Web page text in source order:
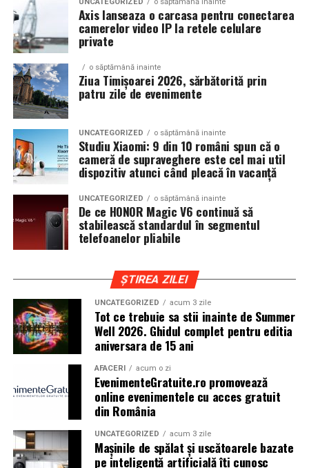
In acest context, anvelopele alese trebuie sa ofere un
echilibru intre aspect si functionalitate. Multi pasionati
opteaza pentru anvelope care arata bine la show, dar
care pot fi folosite si in conditii reale de trafic,
indiferent de vreme sau sezon.
De ce conteaza tipul de anvelopa la evenimentele din
Cluj
Clujul este un oras in care vremea poate fi imprevizibila,
iar drumurile din imprejurimi includ atat zone urbane,
cat si trasee montane sau colinare. O masina pregatita
de show trebuie sa ajunga la eveniment in siguranta si
fara probleme, indiferent de conditiile de drum.
Din acest motiv, tipul de anvelopa ales devine extrem de
important. Anvelopele care ofera aderenta constanta,
stabilitate si un aspect echilibrat sunt preferate de cei
care nu doresc sa transforme masina intr-un obiect
static. In acest sens, alegerea unoranvelope all season
175 65 r14poate fi potrivita pentru multe proiecte
prezente la evenimentele locale, in special pentru
masinile compacte sau clasice.
Pozitia masinii si rolul anvelopelor
La un show auto, pozitia masinii este analizata atent.
Cat de jos sta masina, cum se aliniaza roata cu aripa si ce
impact vizual are ansamblul sunt detalii care pot face
UNCATEGORIZED o săptămână inainte
Axis lanseaza o carcasa pentru conectarea
camerelor video IP la retele celulare
private
o săptămână inainte
Ziua Timișoarei 2026, sărbătorită prin
patru zile de evenimente
UNCATEGORIZED o săptămână inainte
Studiu Xiaomi: 9 din 10 români spun că o
cameră de supraveghere este cel mai util
dispozitiv atunci când pleacă în vacanță
UNCATEGORIZED o săptămână inainte
De ce HONOR Magic V6 continuă să
stabilească standardul în segmentul
telefoanelor pliabile
ȘTIREA ZILEI
UNCATEGORIZED acum 3 zile
Tot ce trebuie sa stii inainte de Summer
Well 2026. Ghidul complet pentru editia
aniversara de 15 ani
AFACERI acum o zi
EvenimenteGratuite.ro promovează
online evenimentele cu acces gratuit
din România
UNCATEGORIZED acum 3 zile
Mașinile de spălat și uscătoarele bazate
pe inteligență artificială îți cunosc